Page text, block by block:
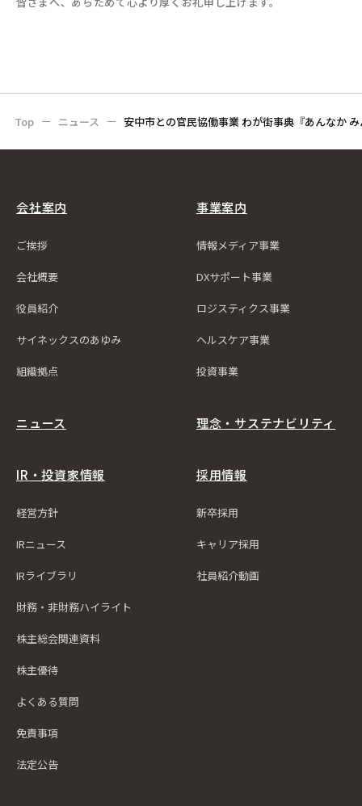
Top ニュース 安中市との官民協働事業 わが街事典『あんなか
会社案内
ご挨拶
会社概要
役員紹介
サイネックスのあゆみ
組織拠点
事業案内
情報メディア事業
DXサポート事業
ロジスティクス事業
ヘルスケア事業
投資事業
ニュース
IR・投資家情報
経営方針
IRニュース
IRライブラリ
財務・非財務ハイライト
株主総会関連資料
株主優待
よくある質問
免責事項
法定公告
理念・サステナビリティ
採用情報
新卒採用
キャリア採用
社員紹介動画